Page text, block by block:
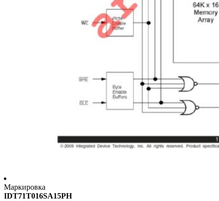
Маркировка
IDT71T016SA15PH